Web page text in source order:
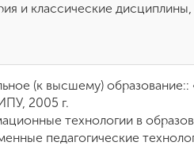
и классические дисциплины,
(к высшему)
2005 г.
технологии в
педагогические